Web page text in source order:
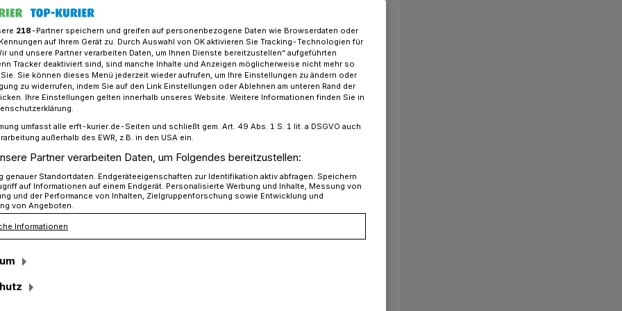
KiTas bauen, aber: „Wir kriegen das billiger hin“
gibt es für die SEG
bauen, aber:
billiger hin“
aus, mit wem wir arbeiten. Es handelt sich
bin nicht bereit, jeden Preis zu zahlen,
Klaus Krützen macht im
deutlich, dass er sparen will. Auch
notwendigen KiTas geht...
218-Partner speichern und greifen auf personenbezogene Daten wie Browserdaten oder
auf Ihrem Gerät zu. Durch Auswahl von OK aktivieren Sie Tracking-Technologien für
und unsere Partner verarbeiten Daten, um Ihnen Dienste bereitzustellen“ aufgeführten
Tracker deaktiviert sind, sind manche Inhalte und Anzeigen möglicherweise nicht mehr so
Sie können dieses Menü jederzeit wieder aufrufen, um Ihre Einstellungen zu ändern oder
zu widerrufen, indem Sie auf den Link Einstellungen oder Ablehnen am unteren Rand der
Ihre Einstellungen gelten innerhalb unseres Website. Weitere Informationen finden Sie in
umfasst alle erft-kurier.de-Seiten und schließt gem. Art. 49 Abs. 1 S. 1 lit. a DSGVO auch
außerhalb des EWR, z.B. in den USA ein.
Partner verarbeiten Daten, um Folgendes bereitzustellen:
genauer Standortdaten. Endgeräteeigenschaften zur Identifikation aktiv abfragen. Speichern
auf Informationen auf einem Endgerät. Personalisierte Werbung und Inhalte, Messung von
und der Performance von Inhalten, Zielgruppenforschung sowie Entwicklung und
von Angeboten.
Informationen